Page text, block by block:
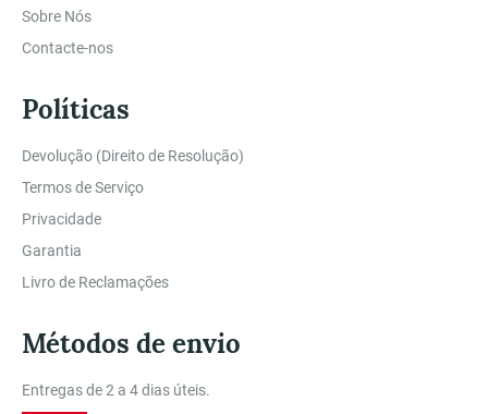
Sobre Nós
Contacte-nos
Políticas
Devolução (Direito de Resolução)
Termos de Serviço
Privacidade
Garantia
Livro de Reclamações
Métodos de envio
Entregas de 2 a 4 dias úteis.